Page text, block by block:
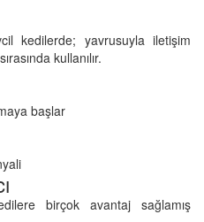
kedilerde; yavrusuyla iletişim
kullanılır.
başlar
birçok avantaj sağlamış